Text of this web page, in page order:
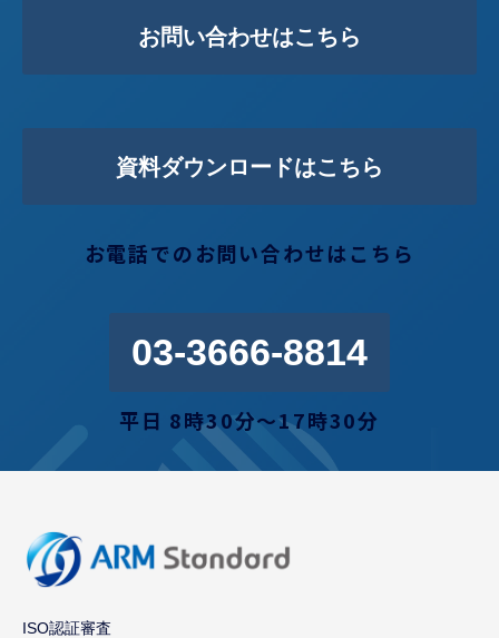
お問い合わせはこちら
資料ダウンロードはこちら
お電話でのお問い合わせはこちら
03-3666-8814
平日 8時30分〜17時30分
ISO認証審査